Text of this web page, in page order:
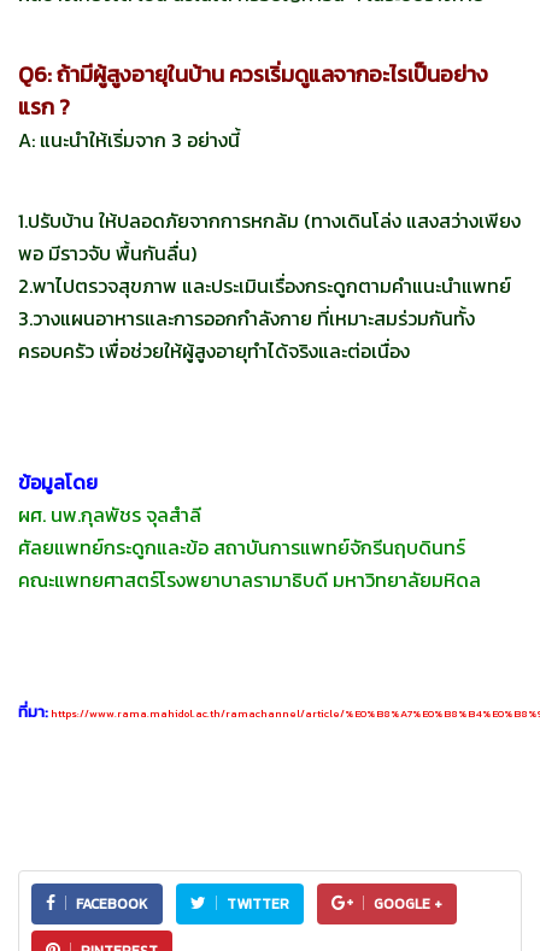
Q6: ถ้ามีผู้สูงอายุในบ้าน ควรเริ่มดูแลจากอะไรเป็นอย่าง
แรก ?
A: แนะนำให้เริ่มจาก 3 อย่างนี้
1.ปรับบ้าน ให้ปลอดภัยจากการหกล้ม (ทางเดินโล่ง แสงสว่างเพียง
พอ มีราวจับ พื้นกันลื่น)
2.พาไปตรวจสุขภาพ และประเมินเรื่องกระดูกตามคำแนะนำแพทย์
3.วางแผนอาหารและการออกกำลังกาย ที่เหมาะสมร่วมกันทั้ง
ครอบครัว เพื่อช่วยให้ผู้สูงอายุทำได้จริงและต่อเนื่อง
ข้อมูลโดย
ผศ. นพ.กุลพัชร จุลสำลี
ศัลยแพทย์กระดูกและข้อ สถาบันการแพทย์จักรีนฤบดินทร์
คณะแพทยศาสตร์โรงพยาบาลรามาธิบดี มหาวิทยาลัยมหิดล
ที่มา: https://www.rama.mahidol.ac.th/ramachannel/article/
FACEBOOK TWITTER GOOGLE +